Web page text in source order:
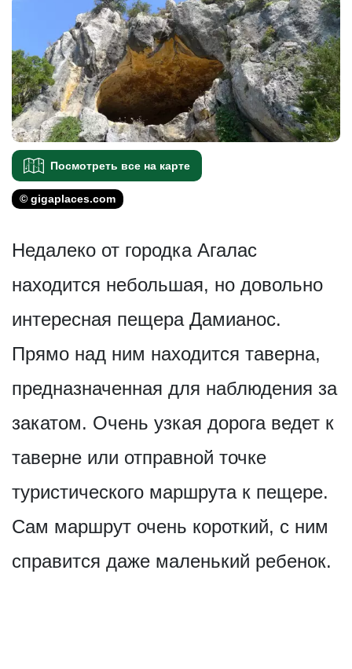
Посмотреть все на карте
© gigaplaces.com
Недалеко от городка Агалас
находится небольшая, но довольно
интересная пещера Дамианос.
Прямо над ним находится таверна,
предназначенная для наблюдения за
закатом. Очень узкая дорога ведет к
таверне или отправной точке
туристического маршрута к пещере.
Сам маршрут очень короткий, с ним
справится даже маленький ребенок.